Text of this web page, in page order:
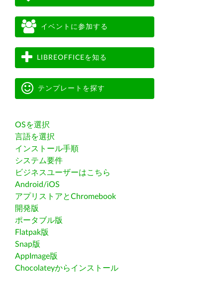
イベントに参加する
LIBREOFFICEを知る
テンプレートを探す
OSを選択
言語を選択
インストール手順
システム要件
ビジネスユーザーはこちら
Android/iOS
アプリストアとChromebook
開発版
ポータブル版
Flatpak版
Snap版
AppImage版
Chocolateyからインストール